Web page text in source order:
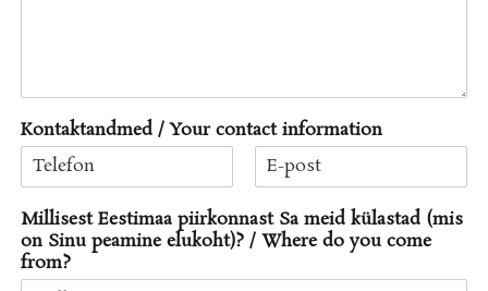
Kontaktandmed / Your contact information
F
i
r
s
t
L
a
s
Millisest Eestimaa piirkonnast Sa meid külastad (mis
on Sinu peamine elukoht)? / Where do you come
from?